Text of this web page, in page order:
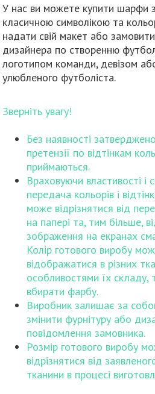
У нас ви можете купити шарфи
класичною символікою та
надати свій макет або
дизайнера по створенню
логотипом команди, девізом
улюбленого футболіста.
Зверніть увагу!
Без наявності
претензії по відтінкам
приймаються.
Враховуючи властивості і
передача кольорів і
може відрізнятися від
на папері та, тим більше,
зображення на екранах
Колір готового виробу
відображатися в різних
особливостями їх складу,
вбирати фарбу.
Виробник залишає за
змінити фурнітуру або
повідомлення замовника.
Розмір готового виробу
відрізнятися від
тканини в процесі